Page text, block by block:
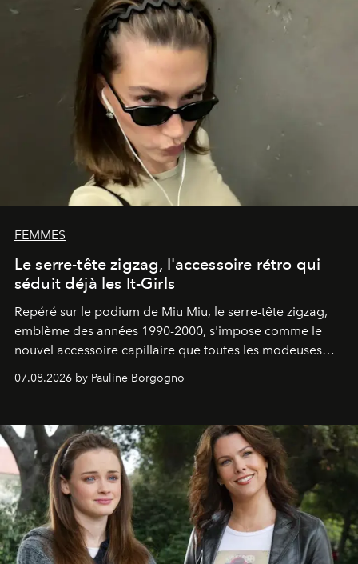
FEMMES
Le serre-tête zigzag, l'accessoire rétro qui
séduit déjà les It-Girls
Repéré sur le podium de Miu Miu, le serre-tête zigzag,
emblème des années 1990-2000, s'impose comme le
nouvel accessoire capillaire que toutes les modeuses
07.08.2026 by Pauline Borgogno